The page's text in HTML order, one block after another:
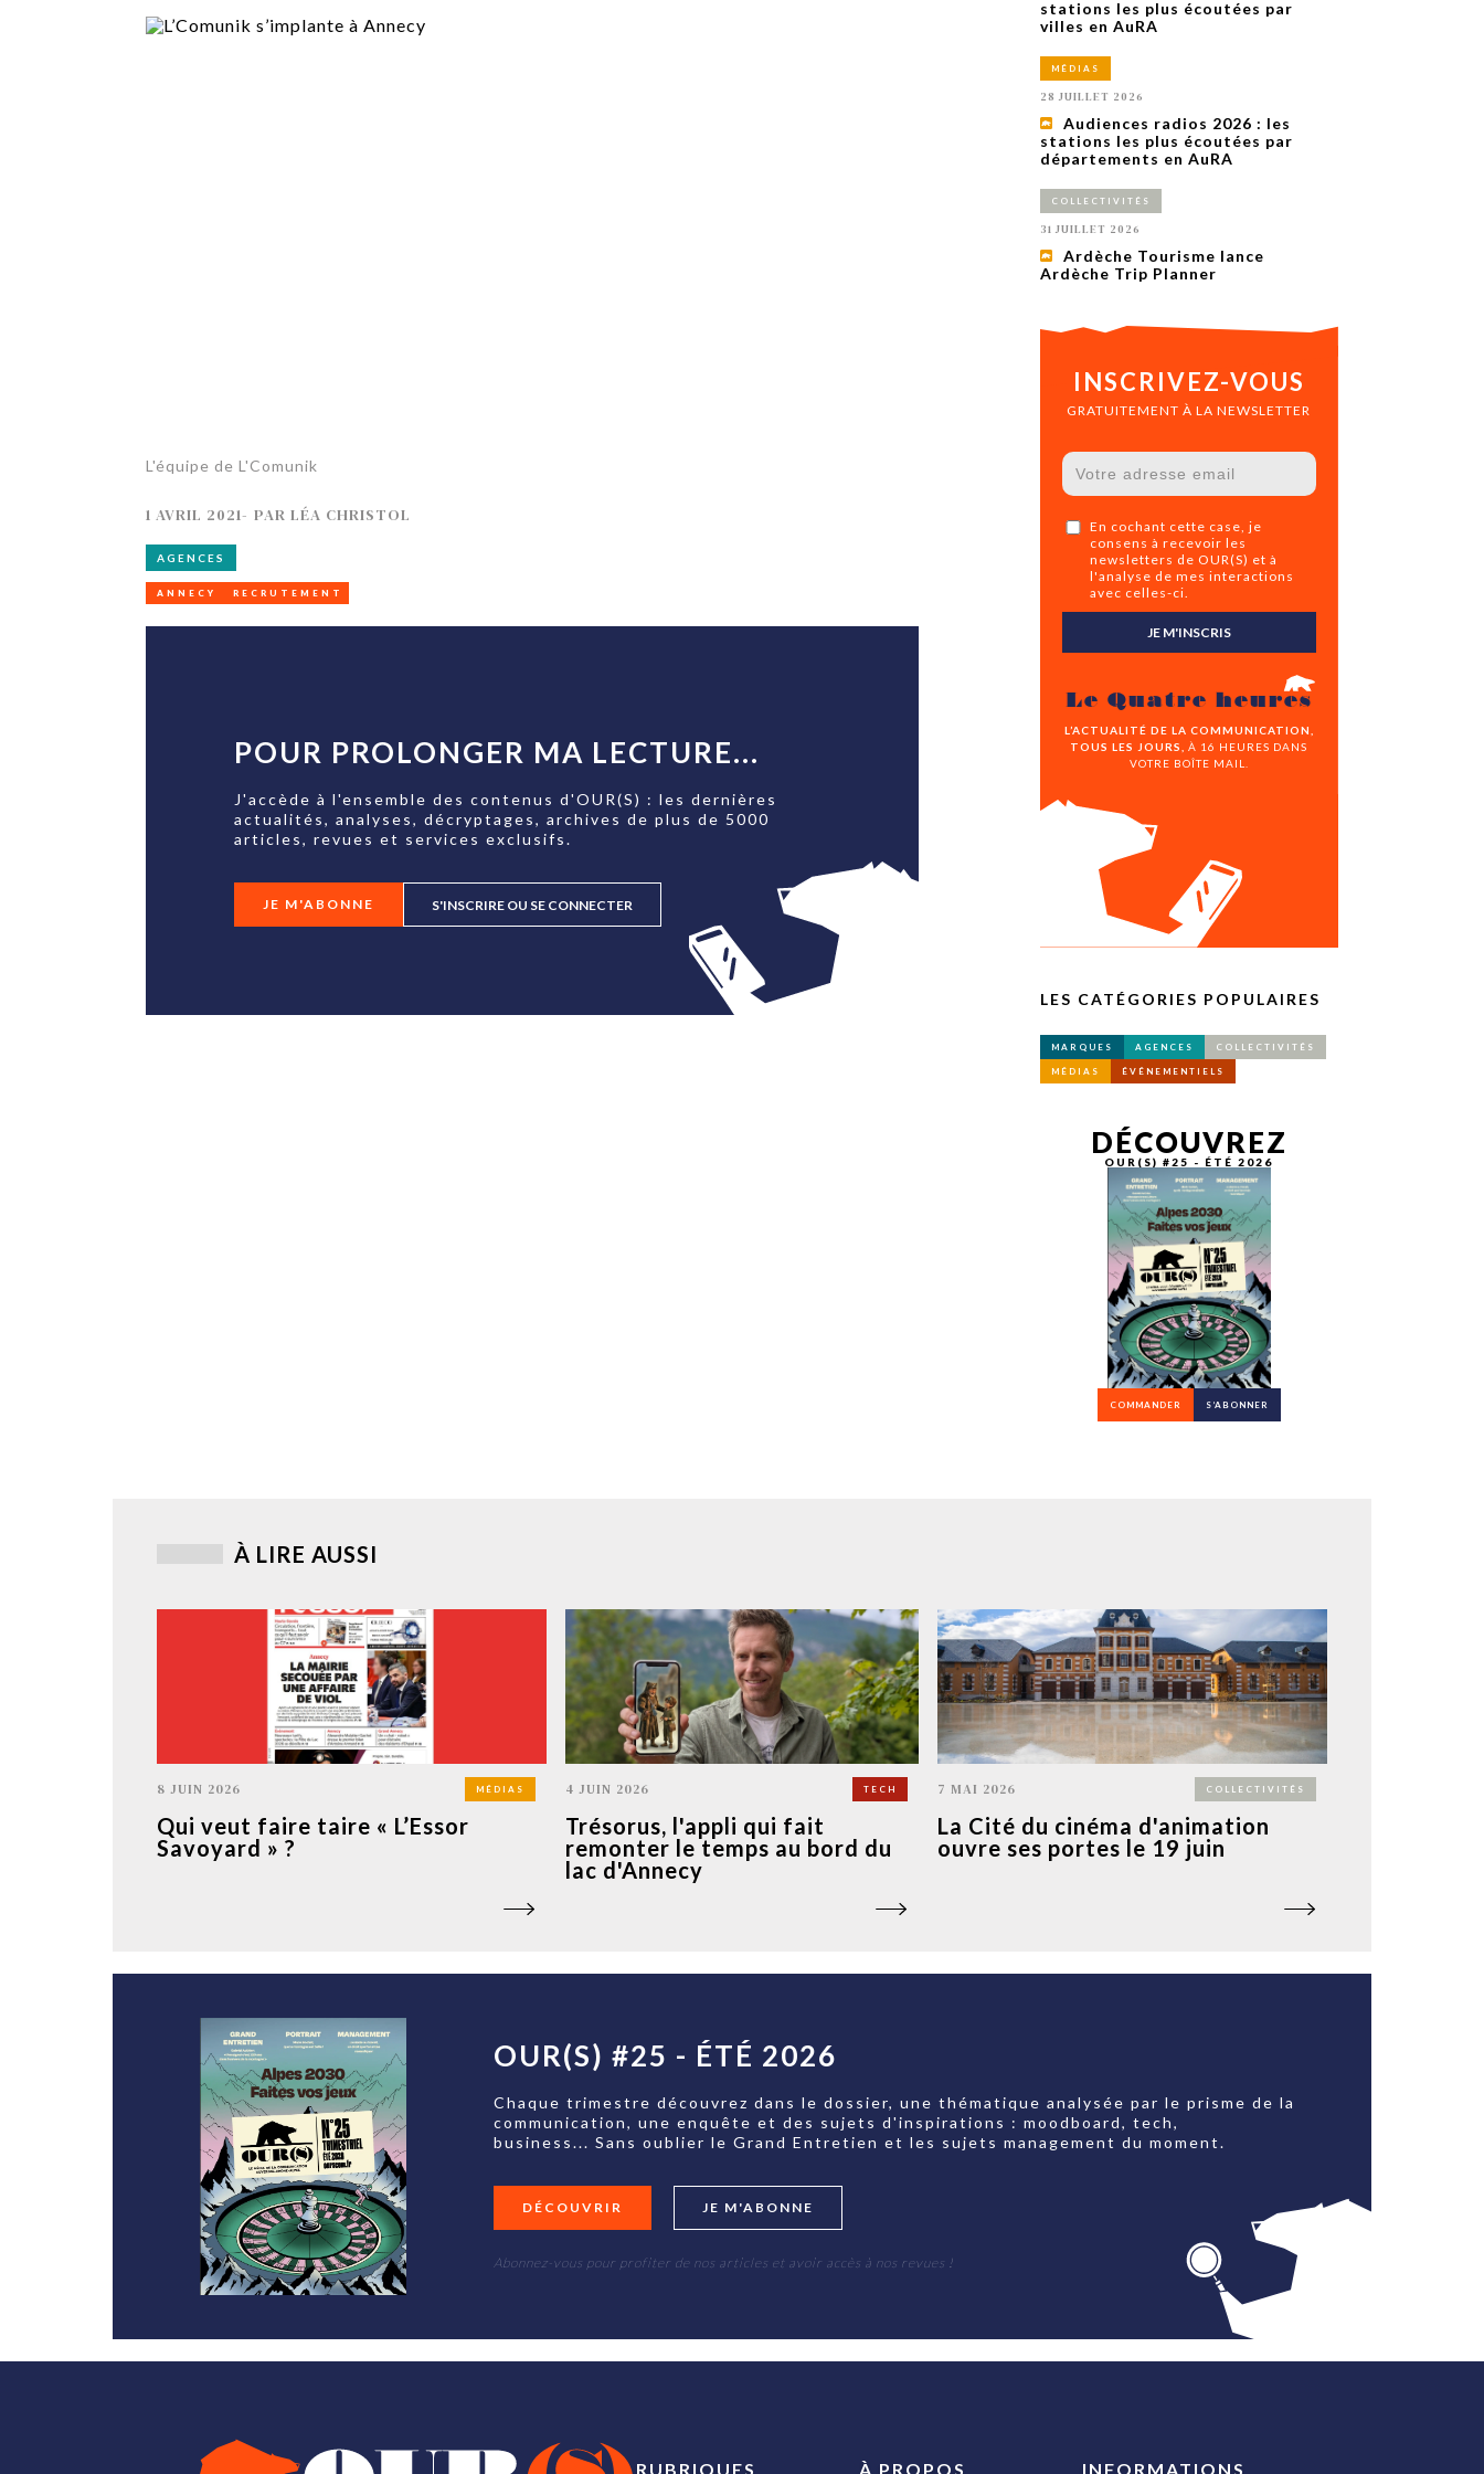
SERVICES
saison autour de son concept autour de
marketing et communication, revient sur
1 AN
L'équipe de L'Comunik
1 AVRIL 2021- PARLÉA CHRISTOL
AGENCES
ANNECY RECRUTEMENT
POUR PROLONGER MA LECTURE...
J'accède à l'ensemble des contenus d'OUR(S) : les dernières
actualités, analyses, décryptages, archives de plus de 5000
articles, revues et services exclusifs.
JE M'ABONNE S'INSCRIRE OU SE CONNECTER
stations les plus écoutées par
villes en AuRA
MÉDIAS
28 JUILLET 2026
Audiences radios 2026 : les
stations les plus écoutées par
départements en AuRA
COLLECTIVITÉS
31 JUILLET 2026
Ardèche Tourisme lance
Ardèche Trip Planner
INSCRIVEZ-VOUS
GRATUITEMENT À LA NEWSLETTER
En cochant cette case, je
consens à recevoir les
newsletters de OUR(S) et à
l'analyse de mes interactions
avec celles-ci.
JE M'INSCRIS
Le Quatre heures
L’ACTUALITÉ DE LA COMMUNICATION,
TOUS LES JOURS,
À 16 HEURES DANS
VOTRE BOÎTE MAIL.
LES CATÉGORIES POPULAIRES
MARQUES AGENCES COLLECTIVITÉS
MÉDIAS ÉVÉNEMENTIELS
DÉCOUVREZ
OUR(S) #25 - ÉTÉ 2026
COMMANDER S’ABONNER
À LIRE AUSSI
8 JUIN 2026 MÉDIAS
Qui veut faire taire « L’Essor
Savoyard » ?
4 JUIN 2026 TECH
Trésorus, l'appli qui fait
remonter le temps au bord du
lac d'Annecy
7 MAI 2026 COLLECTIVITÉS
La Cité du cinéma d'animation
ouvre ses portes le 19 juin
OUR(S) #25 - ÉTÉ 2026
Chaque trimestre découvrez dans le dossier, une thématique analysée par le prisme de la
communication, une enquête et des sujets d'inspirations : moodboard, tech,
business... Sans oublier le Grand Entretien et les sujets management du moment.
DÉCOUVRIR JE M'ABONNE
Abonnez-vous pour profiter de nos articles et avoir accès à nos revues !
RUBRIQUES À PROPOS INFORMATIONS